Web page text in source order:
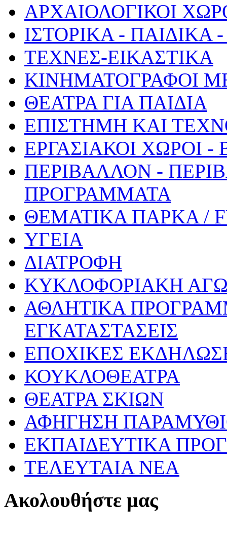
ΑΡΧΑΙΟΛΟΓΙΚΟΙ
ΙΣΤΟΡΙΚΑ -
ΤΕΧΝΕΣ-ΕΙΚΑΣΤΙΚΑ
ΚΙΝΗΜΑΤΟΓΡΑΦΟΙ
ΘΕΑΤΡΑ ΓΙΑ ΠΑΙΔΙΑ
ΕΠΙΣΤΗΜΗ ΚΑΙ
ΕΡΓΑΣΙΑΚΟΙ ΧΩΡΟΙ
ΠΕΡΙΒΑΛΛΟΝ -
ΠΡΟΓΡΑΜΜΑΤΑ
ΘΕΜΑΤΙΚΑ ΠΑΡΚΑ /
ΥΓΕΙΑ
ΔΙΑΤΡΟΦΗ
ΚΥΚΛΟΦΟΡΙΑΚΗ
ΑΘΛΗΤΙΚΑ
ΕΓΚΑΤΑΣΤΑΣΕΙΣ
ΕΠΟΧΙΚΕΣ
ΚΟΥΚΛΟΘΕΑΤΡΑ
ΘΕΑΤΡΑ ΣΚΙΩΝ
ΑΦΗΓΗΣΗ
ΕΚΠΑΙΔΕΥΤΙΚΑ
ΤΕΛΕΥΤΑΙΑ ΝΕΑ
Ακολουθήστε μας